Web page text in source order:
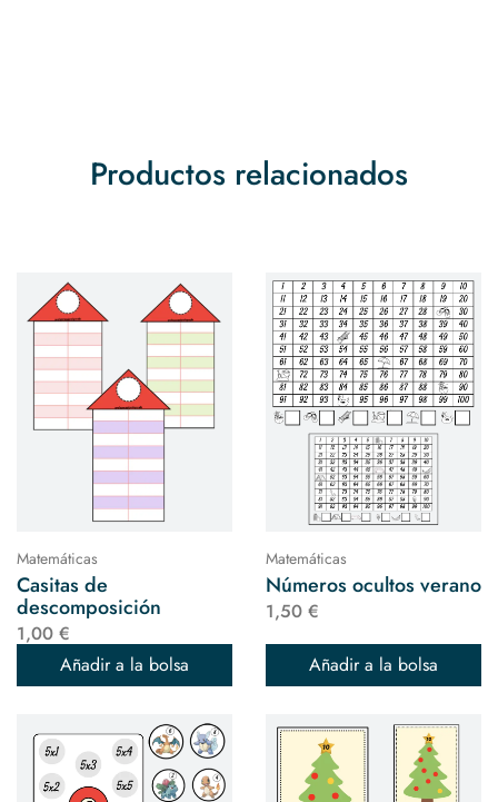
Productos relacionados
Matemáticas
Casitas de
descomposición
1,00 €
Añadir a la bolsa
Matemáticas
Números ocultos verano
1,50 €
Añadir a la bolsa